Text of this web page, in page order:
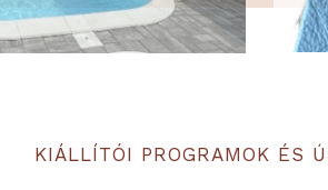
KIÁLLÍTÓI PROGRAMOK ÉS